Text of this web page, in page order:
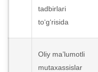
tadbirlari
to‘g‘risida
Oliy ma’lumotli
mutaxassislar